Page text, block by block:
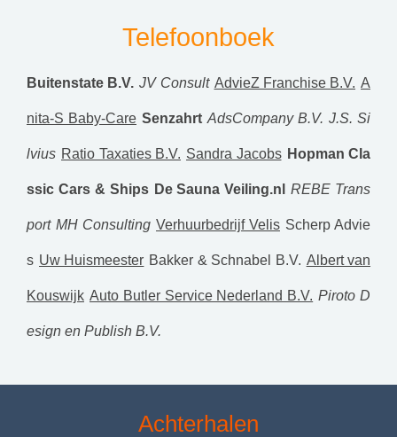
Telefoonboek
Buitenstate B.V. JV Consult AdvieZ Franchise B.V. A
nita-S Baby-Care Senzahrt AdsCompany B.V. J.S. Si
lvius Ratio Taxaties B.V. Sandra Jacobs Hopman Cla
ssic Cars & Ships De Sauna Veiling.nl REBE Trans
port MH Consulting Verhuurbedrijf Velis Scherp Advie
s Uw Huismeester Bakker & Schnabel B.V. Albert van
Kouswijk Auto Butler Service Nederland B.V. Piroto D
esign en Publish B.V.
Achterhalen